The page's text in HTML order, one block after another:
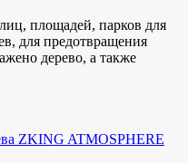
площадей, парков для
для предотвращения
дерево, а также